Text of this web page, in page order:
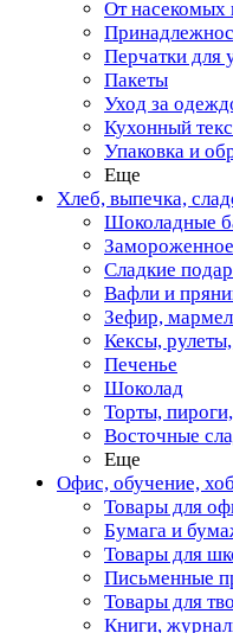
От насекомых
Перчатки для
Пакеты
Уход за
Кухонный
Упаковка и
Еще
Хлеб, выпечка,
Шоколадные
Сладкие
Вафли и
Зефир,
Кексы,
Печенье
Шоколад
Торты,
Восточные
Еще
Офис, обучение,
Товары для
Бумага и
Товары для
Письменные
Товары для
Книги,